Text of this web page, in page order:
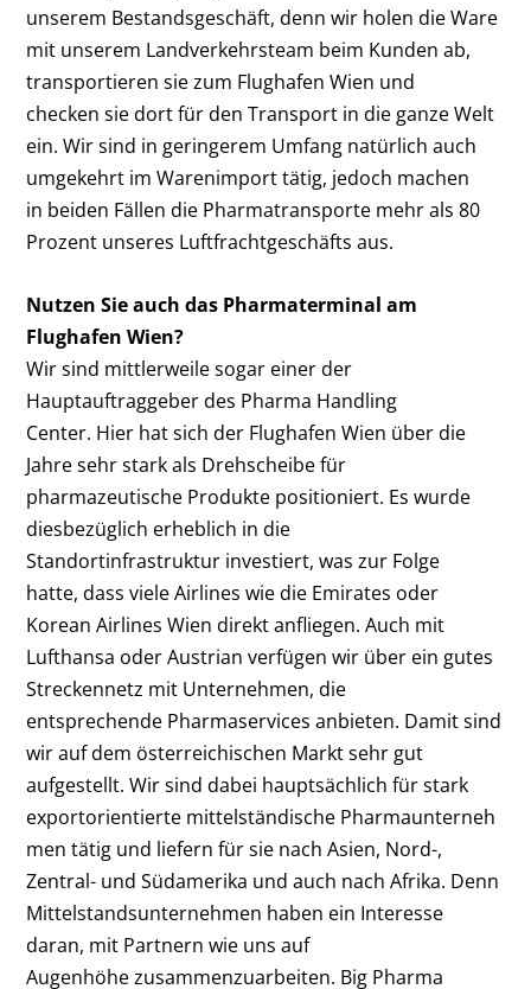
unserem Bestandsgeschäft, denn wir holen die Ware
mit unserem Landverkehrsteam beim Kunden ab,
transportieren sie zum Flughafen Wien und
checken sie dort für den Transport in die ganze Welt
ein. Wir sind in geringerem Umfang natürlich auch
umgekehrt im Warenimport tätig, jedoch machen
in beiden Fällen die Pharmatransporte mehr als 80
Prozent unseres Luftfrachtgeschäfts aus.
Nutzen Sie auch das Pharmaterminal am
Flughafen Wien?
Wir sind mittlerweile sogar einer der
Hauptauftraggeber des Pharma Handling
Center. Hier hat sich der Flughafen Wien über die
Jahre sehr stark als Drehscheibe für
pharmazeutische Produkte positioniert. Es wurde
diesbezüglich erheblich in die
Standortinfrastruktur investiert, was zur Folge
hatte, dass viele Airlines wie die Emirates oder
Korean Airlines Wien direkt anfliegen. Auch mit
Lufthansa oder Austrian verfügen wir über ein gutes
Streckennetz mit Unternehmen, die
entsprechende Pharmaservices anbieten. Damit sind
wir auf dem österreichischen Markt sehr gut
aufgestellt. Wir sind dabei hauptsächlich für stark
exportorientierte mittelständische Pharmaunterneh
men tätig und liefern für sie nach Asien, Nord-,
Zentral- und Südamerika und auch nach Afrika. Denn
Mittelstandsunternehmen haben ein Interesse
daran, mit Partnern wie uns auf
Augenhöhe zusammenzuarbeiten. Big Pharma